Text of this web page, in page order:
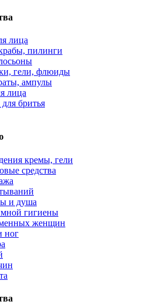
лица
пилинги
гели, флюиды
ампулы
лица
бритья
кремы, гели
средства
и душа
гигиены
женщин
ног